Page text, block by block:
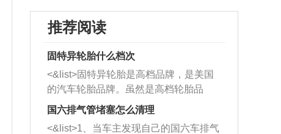
推荐阅读
固特异轮胎什么档次
<&list>固特异轮胎是高档品牌，是美国
的汽车轮胎品牌。虽然是高档轮胎品
牌，但是中高低端的轮胎都有生产，这
也是为了更好的开拓市场。
国六排气管堵塞怎么清理
<&list>1、当车主发现自己的国六车排气